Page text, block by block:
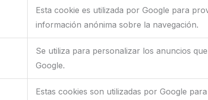
Esta cookie es utilizada por Google para
información anónima sobre la navegación.
Se utiliza para personalizar los anuncios
Google.
Estas cookies son utilizadas por Google